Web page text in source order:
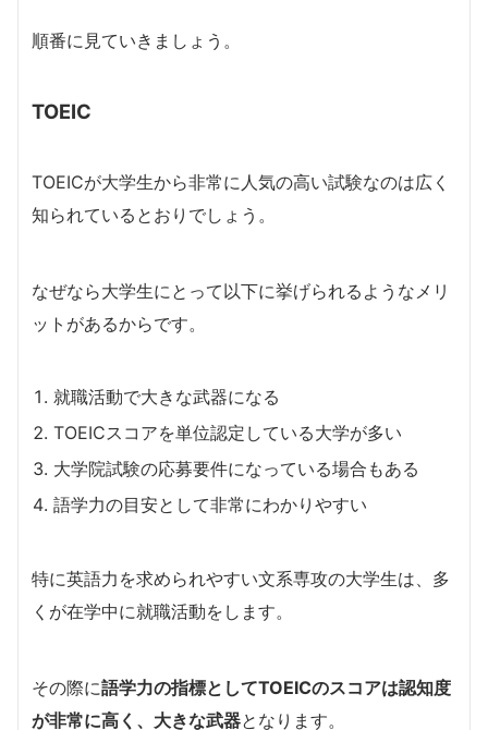
順番に見ていきましょう。
TOEIC
TOEICが大学生から非常に人気の高い試験なのは広く
知られているとおりでしょう。
なぜなら大学生にとって以下に挙げられるようなメリ
ットがあるからです。
就職活動で大きな武器になる
TOEICスコアを単位認定している大学が多い
大学院試験の応募要件になっている場合もある
語学力の目安として非常にわかりやすい
特に英語力を求められやすい文系専攻の大学生は、多
くが在学中に就職活動をします。
その際に語学力の指標としてTOEICのスコアは認知度
が非常に高く、大きな武器となります。